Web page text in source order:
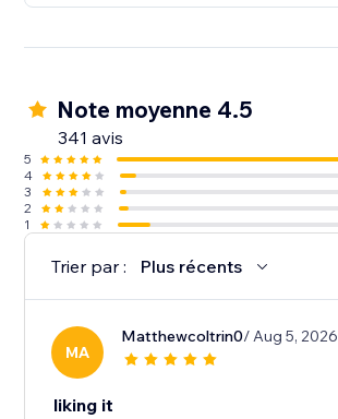
Note moyenne 4.5
341 avis
5
4
3
2
1
Trier par : Plus récents
MA
Matthewcoltrin0/ Aug 5, 2026
liking it